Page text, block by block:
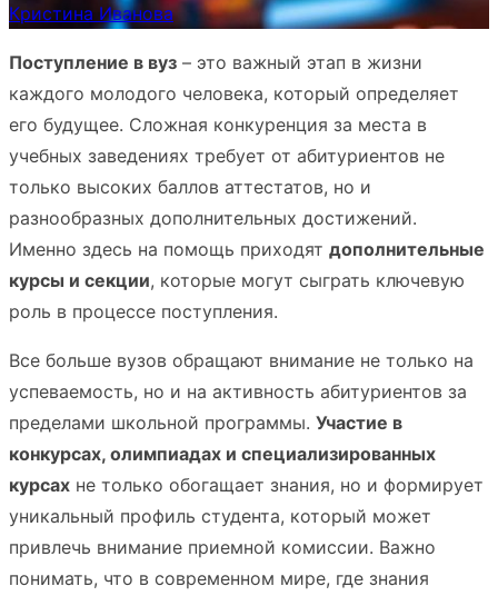
Кристина Иванова
Поступление в вуз – это важный этап в жизни
каждого молодого человека, который определяет
его будущее. Сложная конкуренция за места в
учебных заведениях требует от абитуриентов не
только высоких баллов аттестатов, но и
разнообразных дополнительных достижений.
Именно здесь на помощь приходят дополнительные
курсы и секции, которые могут сыграть ключевую
роль в процессе поступления.
Все больше вузов обращают внимание не только на
успеваемость, но и на активность абитуриентов за
пределами школьной программы. Участие в
конкурсах, олимпиадах и специализированных
курсах не только обогащает знания, но и формирует
уникальный профиль студента, который может
привлечь внимание приемной комиссии. Важно
понимать, что в современном мире, где знания